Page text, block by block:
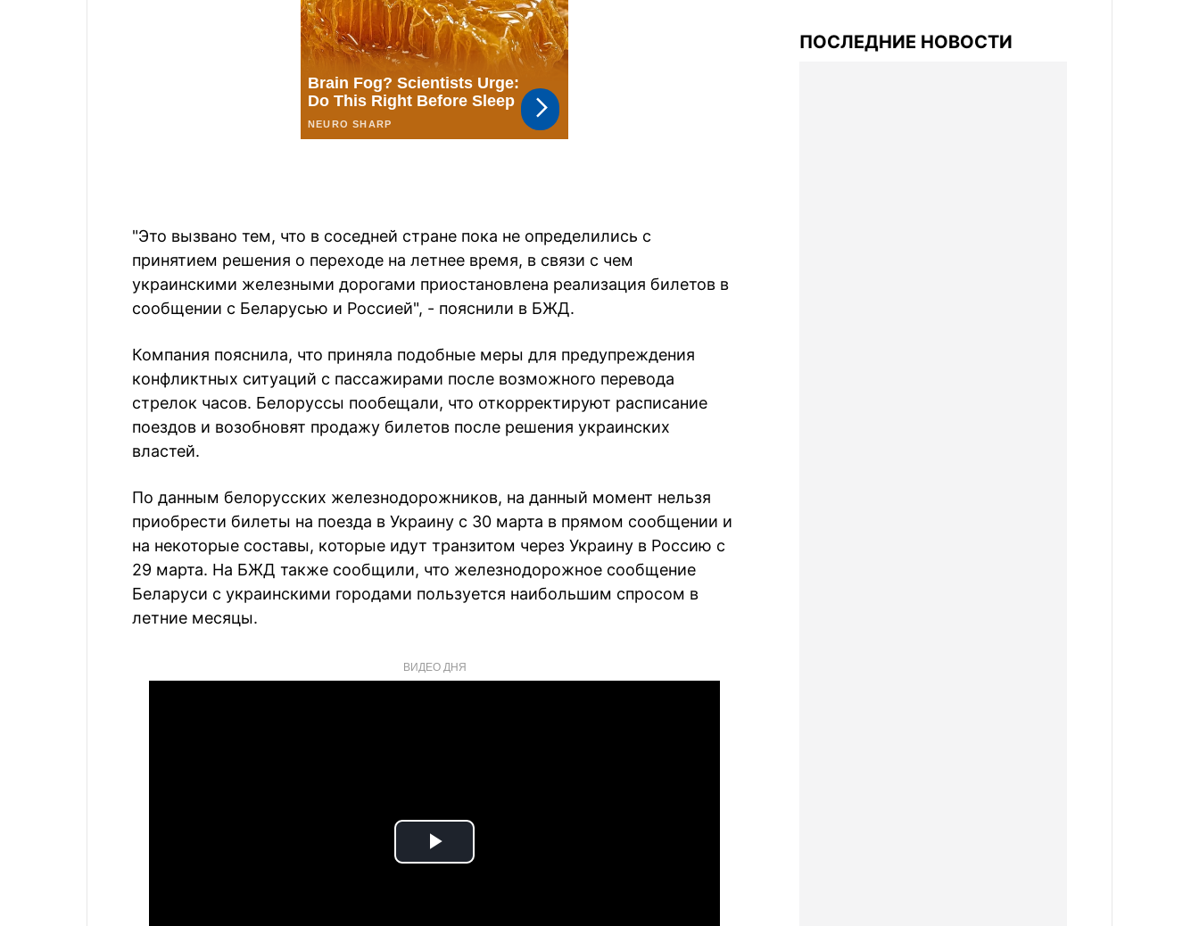
"Это вызвано тем, что в соседней стране пока не определились с
принятием решения о переходе на летнее время, в связи с чем
украинскими железными дорогами приостановлена реализация билетов в
сообщении с Беларусью и Россией", - пояснили в БЖД.
Компания пояснила, что приняла подобные меры для предупреждения
конфликтных ситуаций с пассажирами после возможного перевода
стрелок часов. Белоруссы пообещали, что откорректируют расписание
поездов и возобновят продажу билетов после решения украинских
властей.
По данным белорусских железнодорожников, на данный момент нельзя
приобрести билеты на поезда в Украину с 30 марта в прямом сообщении и
на некоторые составы, которые идут транзитом через Украину в Россию с
29 марта. На БЖД также сообщили, что железнодорожное сообщение
Беларуси с украинскими городами пользуется наибольшим спросом в
летние месяцы.
ВИДЕО ДНЯ
Play
ПОСЛЕДНИЕ НОВОСТИ